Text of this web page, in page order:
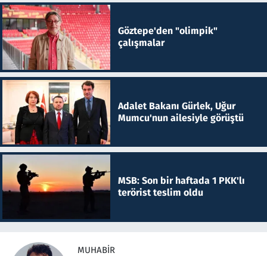
Göztepe'den "olimpik"
çalışmalar
Adalet Bakanı Gürlek, Uğur
Mumcu'nun ailesiyle görüştü
MSB: Son bir haftada 1 PKK'lı
terörist teslim oldu
MUHABIR